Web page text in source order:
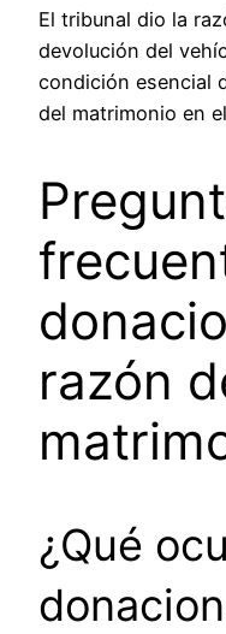
El tribunal dio la
devolución del
condición esencial
del matrimonio en
razón
¿Qué